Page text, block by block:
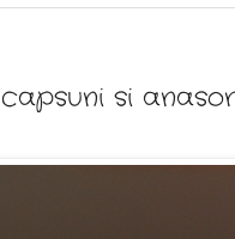
si